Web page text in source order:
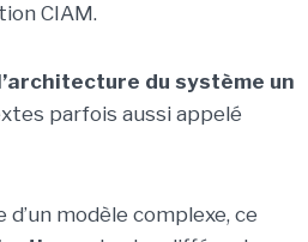
CIAM.
du système un
parfois aussi appelé
modèle complexe, ce